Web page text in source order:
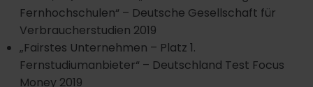
Fernhochschulen“ – Deutsche Gesellschaft für
Verbraucherstudien 2019
„Fairstes Unternehmen – Platz 1.
Fernstudiumanbieter“ – Deutschland Test Focus
Money 2019